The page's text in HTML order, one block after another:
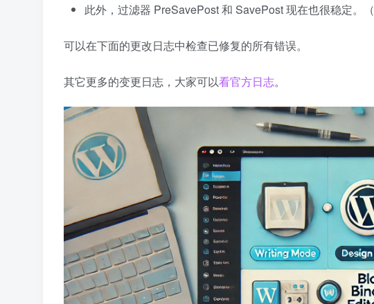
此外，过滤器 PreSavePost 和 SavePost 现在也很稳定。（
可以在下面的更改日志中检查已修复的所有错误。
其它更多的变更日志，大家可以看官方日志。